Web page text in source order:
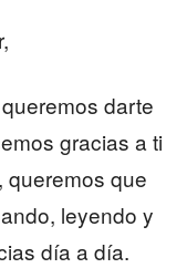
darte
gracias a ti
queremos que
leyendo y
día a día.